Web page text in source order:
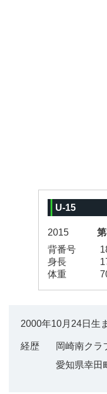
U-15
2015
背番号
身長
体重
2000年10月24日生
経歴
岡崎南クラ
愛知県幸田